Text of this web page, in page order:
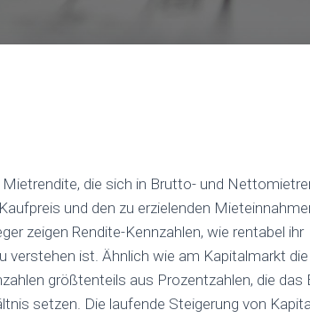
die sich in Brutto- und
und den zu erzielenden
zeigen Rendite-Kennzahlen, wie rentabel ihr
ist. Ähnlich wie am Kapitalmarkt die
größtenteils aus Prozentzahlen, die das
setzen. Die laufende Steigerung von